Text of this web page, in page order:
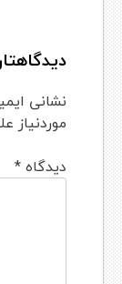
نشانی
موردنیاز
دیدگاه*